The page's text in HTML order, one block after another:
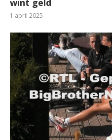
wint geld
1 april 2025